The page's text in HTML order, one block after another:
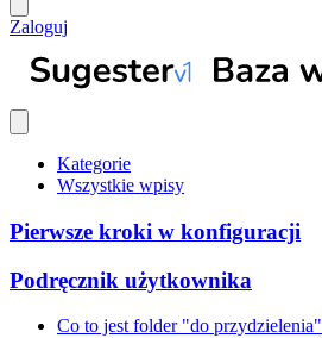
Zaloguj
Kategorie
Wszystkie wpisy
Pierwsze kroki w konfiguracji
Podręcznik użytkownika
Co to jest folder "do przydzielenia"